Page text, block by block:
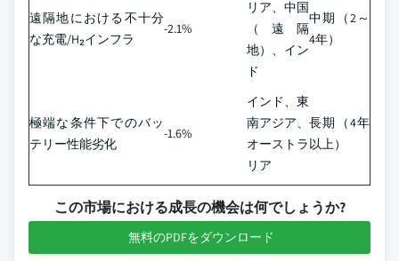
遠隔地における不十分
な充電/H₂インフラ
-2.1%
リア、中国
（遠隔
地）、イン
ド
中期（2～
4年）
極端な条件下でのバッ
テリー性能劣化
-1.6%
インド、東
南アジア、
オーストラ
リア
長期（4年
以上）
この市場における成長の機会は何でしょうか?
無料のPDFをダウンロード